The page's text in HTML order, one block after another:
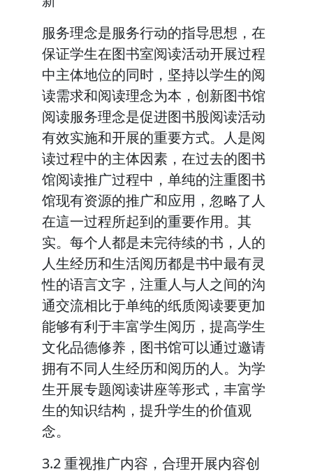
服务理念是服务行动的指导思想，在
保证学生在图书室阅读活动开展过程
中主体地位的同时，坚持以学生的阅
读需求和阅读理念为本，创新图书馆
阅读服务理念是促进图书股阅读活动
有效实施和开展的重要方式。人是阅
读过程中的主体因素，在过去的图书
馆阅读推广过程中，单纯的注重图书
馆现有资源的推广和应用，忽略了人
在這一过程所起到的重要作用。其
实。每个人都是未完待续的书，人的
人生经历和生活阅历都是书中最有灵
性的语言文字，注重人与人之间的沟
通交流相比于单纯的纸质阅读要更加
能够有利于丰富学生阅历，提高学生
文化品德修养，图书馆可以通过邀请
拥有不同人生经历和阅历的人。为学
生开展专题阅读讲座等形式，丰富学
生的知识结构，提升学生的价值观
念。
3.2 重视推广内容，合理开展内容创